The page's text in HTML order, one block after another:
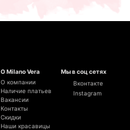
О Milano Vera
О компании
Наличие платьев
Вакансии
Контакты
Скидки
Наши красавицы
Мы в соц сетях
Вконтакте
Instagram